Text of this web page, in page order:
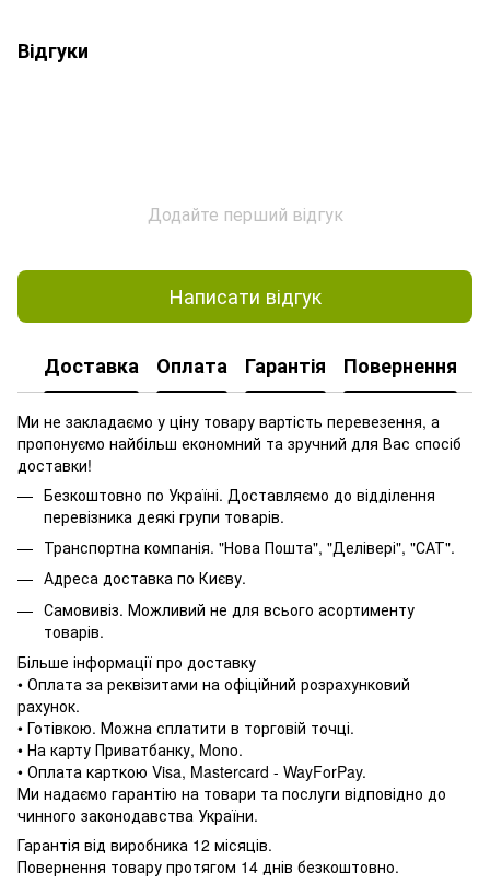
Відгуки
Додайте перший відгук
Написати відгук
Доставка Оплата Гарантія Повернення
Ми не закладаємо у ціну товару вартість перевезення, а
пропонуємо найбільш економний та зручний для Вас спосіб
доставки!
Безкоштовно по Україні. Доставляємо до відділення
перевізника деякі групи товарів.
Транспортна компанія. "Нова Пошта", "Делівері", "САТ".
Адреса доставка по Києву.
Самовивіз. Можливий не для всього асортименту
товарів.
Більше інформації про доставку
• Оплата за реквізитами на офіційний розрахунковий
рахунок.
• Готівкою. Можна сплатити в торговій точці.
• На карту Приватбанку, Mono.
• Оплата карткою Visa, Mastercard - WayForPay.
Ми надаємо гарантію на товари та послуги відповідно до
чинного законодавства України.
Гарантія від виробника 12 місяців.
Повернення товару протягом 14 днів безкоштовно.